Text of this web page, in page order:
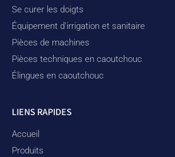
Se curer les doigts
Équipement d'irrigation et sanitaire
Pièces de machines
Pièces techniques en caoutchouc
Élingues en caoutchouc
LIENS RAPIDES
Accueil
Produits